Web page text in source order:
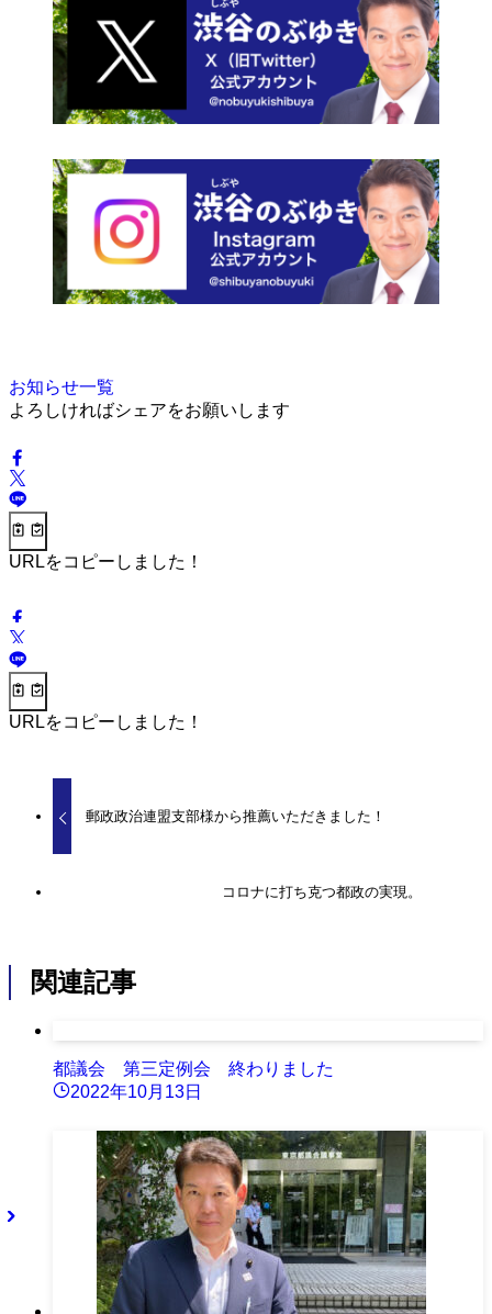
お知らせ一覧
よろしければシェアをお願いします
URLをコピーしました！
URLをコピーしました！
郵政政治連盟支部様から推薦いただきました！
コロナに打ち克つ都政の実現。
関連記事
都議会 第三定例会 終わりました
2022年10月13日